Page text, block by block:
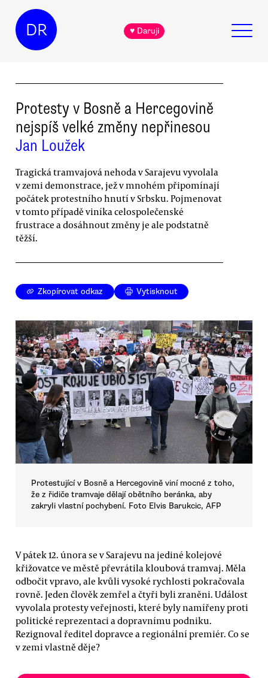
DR ♥ Daruji
Protesty v Bosně a Hercegovině
nejspíš velké změny nepřinesou
Jan Loužek
Tragická tramvajová nehoda v Sarajevu vyvolala
v zemi demonstrace, jež v mnohém připomínají
počátek protestního hnutí v Srbsku. Pojmenovat
v tomto případě viníka celospolečenské
frustrace a dosáhnout změny je ale podstatně
těžší.
Zkopírovat odkaz Vytisknout
Protestující v Bosně a Hercegovině viní mocné z toho,
že z řidiče tramvaje dělají obětního beránka, aby
zakryli vlastní pochybení. Foto Elvis Barukcic, AFP
V pátek 12. února se v Sarajevu na jediné kolejové
křižovatce ve městě převrátila kloubová tramvaj. Měla
odbočit vpravo, ale kvůli vysoké rychlosti pokračovala
rovně. Jeden člověk zemřel a čtyři byli zraněni. Událost
vyvolala protesty veřejnosti, které byly namířeny proti
politické reprezentaci a dopravnímu podniku.
Rezignoval ředitel dopravce a regionální premiér. Co se
v zemi vlastně děje?